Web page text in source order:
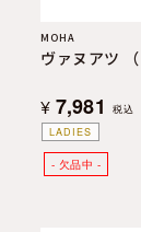
LADIES
MOHA
ヴァヌアツ （
¥ 7,981 税込